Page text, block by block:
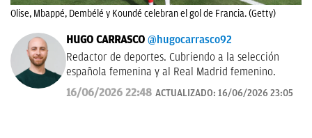
Olise, Mbappé, Dembélé y Koundé celebran el gol de Francia. (Getty)
HUGO CARRASCO @hugocarrasco92
Redactor de deportes. Cubriendo a la selección
española femenina y al Real Madrid femenino.
16/06/2026 22:48 ACTUALIZADO: 16/06/2026 23:05